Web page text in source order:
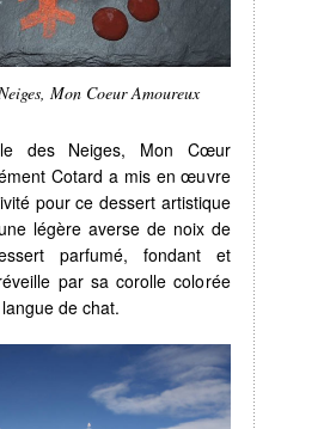
Mon Coeur Amoureux
des Neiges, Mon Cœur
Cotard a mis en œuvre
pour ce dessert artistique
légère averse de noix de
parfumé, fondant et
par sa corolle colorée
de chat.